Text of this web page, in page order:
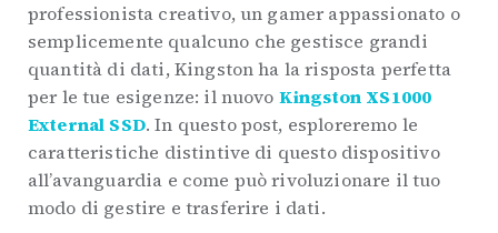
professionista creativo, un gamer appassionato o
semplicemente qualcuno che gestisce grandi
quantità di dati, Kingston ha la risposta perfetta
per le tue esigenze: il nuovo Kingston XS1000
External SSD. In questo post, esploreremo le
caratteristiche distintive di questo dispositivo
all’avanguardia e come può rivoluzionare il tuo
modo di gestire e trasferire i dati.